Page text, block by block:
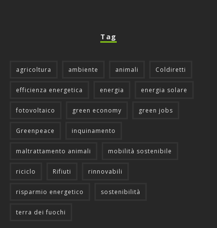
Tag
agricoltura ambiente animali Coldiretti
efficienza energetica energia energia solare
fotovoltaico green economy green jobs
Greenpeace inquinamento
maltrattamento animali mobilità sostenibile
riciclo Rifiuti rinnovabili
risparmio energetico sostenibilità
terra dei fuochi